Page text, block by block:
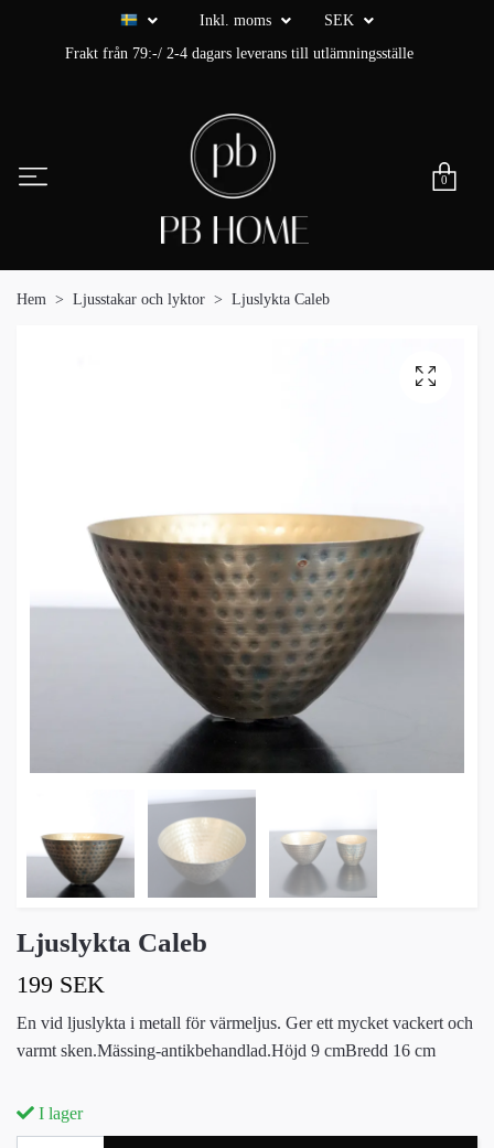
Inkl. moms
SEK
Frakt från 79:-/ 2-4 dagars leverans till utlämningsställe
0
Hem Ljusstakar och lyktor Ljuslykta Caleb
Ljuslykta Caleb
199 SEK
En vid ljuslykta i metall för värmeljus. Ger ett mycket vackert och
varmt sken.Mässing-antikbehandlad.Höjd 9 cmBredd 16 cm
I lager